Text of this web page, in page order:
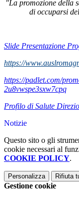
"La promozione della
di occuparsi
Slide Presentazione
https://
https://padlet.com/
2u8vwspe3sxw7cpq
Profilo di Salute
Notizie
Questo sito o gli
cookie necessari al
COOKIE POLICY.
Personalizza Rifiuta
Gestione cookie